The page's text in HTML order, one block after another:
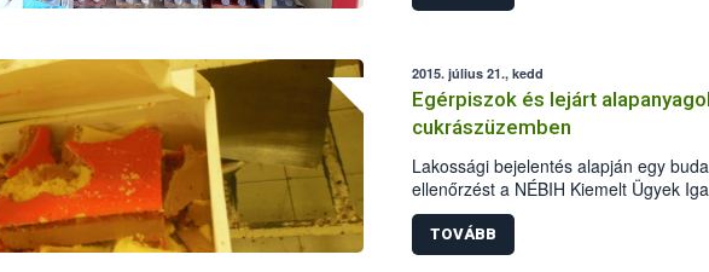
2015. július 21., kedd
Egérpiszok és lejárt
cukrászüzemben
Lakossági bejelentés alapján egy
ellenőrzést a NÉBIH Kiemelt Ügyek
többek közt egérpiszok, lejárt minőség
alapanyagok, késztermékek sora
razzia alkalmával közel 2,7 tonna
TOVÁBB